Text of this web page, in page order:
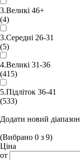
3.Великі 46+
(4)
3.Середні 26-31
(5)
4.Великі 31-36
(415)
5.Підліток 36-41
(533)
Додати новий діапазон
(Вибрано 0 з 9)
Ціна
от